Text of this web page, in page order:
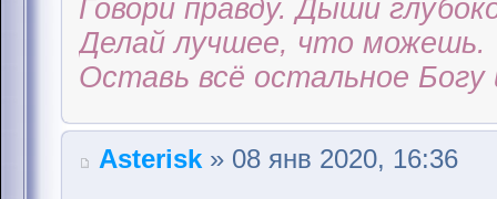
Говори правду. Дыши
Делай лучшее, что можешь.
Оставь всё остальное Богу
Аsterisk » 08 янв 2020, 16:36